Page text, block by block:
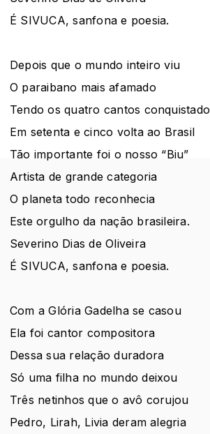
É SIVUCA, sanfona e poesia.
Depois que o mundo inteiro viu
O paraibano mais afamado
Tendo os quatro cantos conquistado
Em setenta e cinco volta ao Brasil
Tão importante foi o nosso “Biu”
Artista de grande categoria
O planeta todo reconhecia
Este orgulho da nação brasileira.
Severino Dias de Oliveira
É SIVUCA, sanfona e poesia.
Com a Glória Gadelha se casou
Ela foi cantor compositora
Dessa sua relação duradora
Só uma filha no mundo deixou
Três netinhos que o avô corujou
Pedro, Lirah, Livia deram alegria